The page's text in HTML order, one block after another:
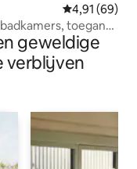
Gemiddelde
4,91 (69)
toegang
geweldige
verblijven